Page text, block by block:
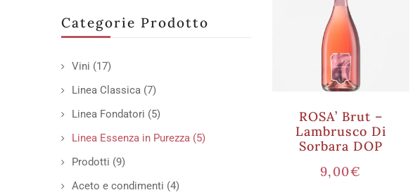
Categorie Prodotto
Vini (17)
Linea Classica (7)
Linea Fondatori (5)
Linea Essenza in Purezza (5)
Prodotti (9)
Aceto e condimenti (4)
ROSA’ Brut –
Lambrusco Di
Sorbara DOP
9,00€